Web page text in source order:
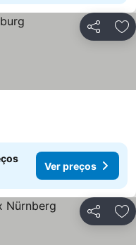
Partilhar
Ver preços
Partilhar